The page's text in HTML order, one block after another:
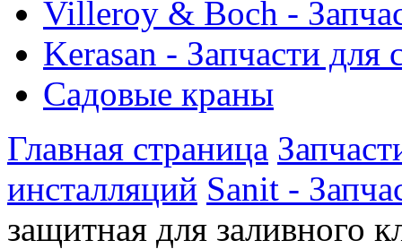
Villeroy & Boch -
Kerasan - Запчасти для
Садовые краны
Главная страница
инсталляций Sanit -
защитная для заливного